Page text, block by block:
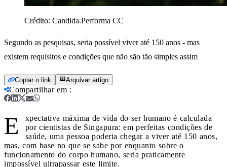
Crédito: Candida.Performa CC
Segundo as pesquisas, seria possível viver até 150 anos - mas
existem requisitos e condições que não são tão simples assim
Copiar o link Arquivar artigo
Compartilhar em :
E
xpectativa máxima de vida do ser humano é calculada
por cientistas de Singapura: em perfeitas condições de
saúde, uma pessoa poderia chegar a viver até 150 anos,
mas, com base no que se sabe por enquanto sobre o
funcionamento do corpo humano, seria praticamente
impossível ultrapassar este limite.